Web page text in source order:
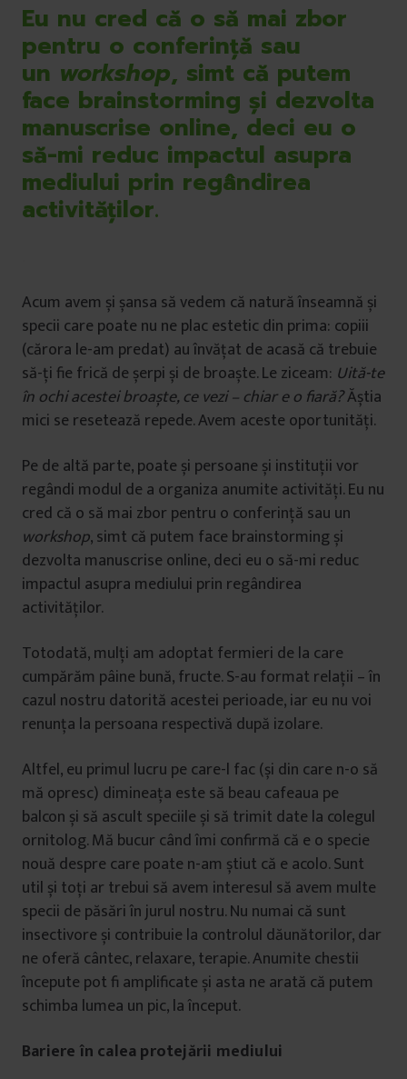
Eu nu cred că o să mai zbor
pentru o conferință sau
un workshop, simt că putem
face brainstorming și dezvolta
manuscrise online, deci eu o
să-mi reduc impactul asupra
mediului prin regândirea
activităților.
Acum avem și șansa să vedem că natură înseamnă și
specii care poate nu ne plac estetic din prima: copiii
(cărora le-am predat) au învățat de acasă că trebuie
să-ți fie frică de șerpi și de broaște. Le ziceam: Uită-te
în ochi acestei broaște, ce vezi – chiar e o fiară?Ăștia
mici se resetează repede. Avem aceste oportunități.
Pe de altă parte, poate și persoane și instituții vor
regândi modul de a organiza anumite activități. Eu nu
cred că o să mai zbor pentru o conferință sau un
workshop, simt că putem face brainstorming și
dezvolta manuscrise online, deci eu o să-mi reduc
impactul asupra mediului prin regândirea
activităților.
Totodată, mulți am adoptat fermieri de la care
cumpărăm pâine bună, fructe. S-au format relații – în
cazul nostru datorită acestei perioade, iar eu nu voi
renunța la persoana respectivă după izolare.
Altfel, eu primul lucru pe care-l fac (și din care n-o să
mă opresc) dimineața este să beau cafeaua pe
balcon și să ascult speciile și să trimit date la colegul
ornitolog. Mă bucur când îmi confirmă că e o specie
nouă despre care poate n-am știut că e acolo. Sunt
util și toți ar trebui să avem interesul să avem multe
specii de păsări în jurul nostru. Nu numai că sunt
insectivore și contribuie la controlul dăunătorilor, dar
ne oferă cântec, relaxare, terapie. Anumite chestii
începute pot fi amplificate și asta ne arată că putem
schimba lumea un pic, la început.
Bariere în calea protejării mediului